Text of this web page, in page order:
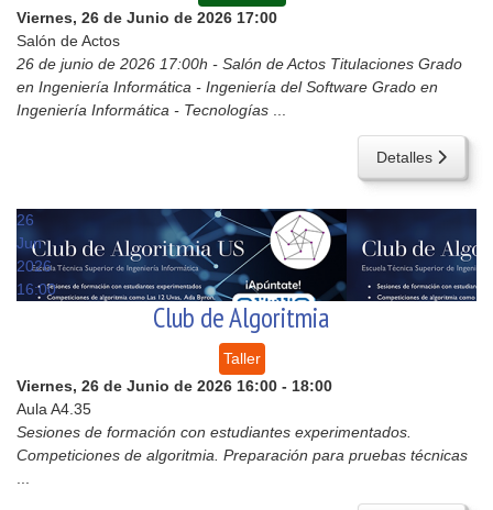
Viernes, 26 de Junio de 2026 17:00
Salón de Actos
26 de junio de 2026 17:00h - Salón de Actos Titulaciones Grado
en Ingeniería Informática - Ingeniería del Software Grado en
Ingeniería Informática - Tecnologías
Detalles
26
Jun
2026
16:00
Club de Algoritmia
Taller
Viernes, 26 de Junio de 2026 16:00 - 18:00
Aula A4.35
Sesiones de formación con estudiantes experimentados.
Competiciones de algoritmia. Preparación para pruebas técnicas